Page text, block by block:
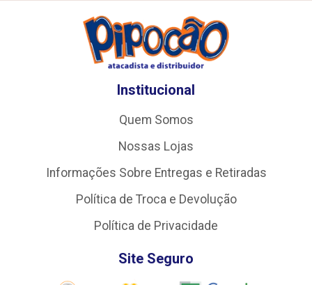
Institucional
Quem Somos
Nossas Lojas
Informações Sobre Entregas e Retiradas
Política de Troca e Devolução
Política de Privacidade
Site Seguro